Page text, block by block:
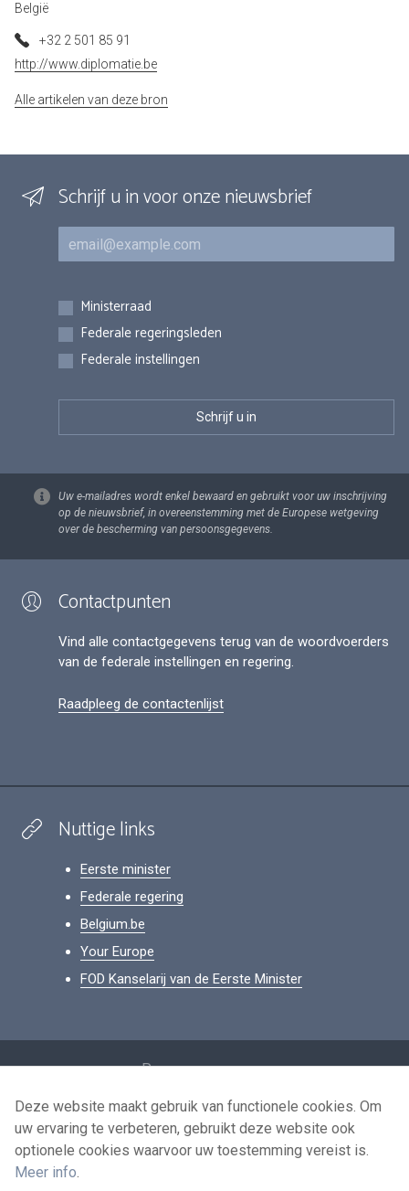
België
+32 2 501 85 91
http://www.diplomatie.be
Alle artikelen van deze bron
Schrijf u in voor onze nieuwsbrief
E-mail
Inschrijvingen
Ministerraad
Federale regeringsleden
Federale instellingen
Uw e-mailadres wordt enkel bewaard en gebruikt voor uw inschrijving
op de nieuwsbrief, in overeenstemming met de Europese wetgeving
over de bescherming van persoonsgegevens.
Contactpunten
Vind alle contactgegevens terug van de woordvoerders
van de federale instellingen en regering.
Raadpleeg de contactenlijst
Nuttige links
Eerste minister
Federale regering
Belgium.be
Your Europe
FOD Kanselarij van de Eerste Minister
Persoonsgegevens
Voorwaarden voor het hergebruik
Contacteer ons
Deze website maakt gebruik van functionele cookies. Om
uw ervaring te verbeteren, gebruikt deze website ook
optionele cookies waarvoor uw toestemming vereist is.
Meer info.